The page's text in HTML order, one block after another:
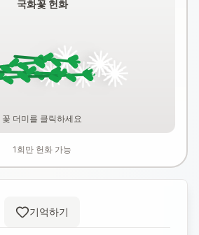
국화꽃 헌화
꽃 더미를 클릭하세요
1회만 헌화 가능
기억하기